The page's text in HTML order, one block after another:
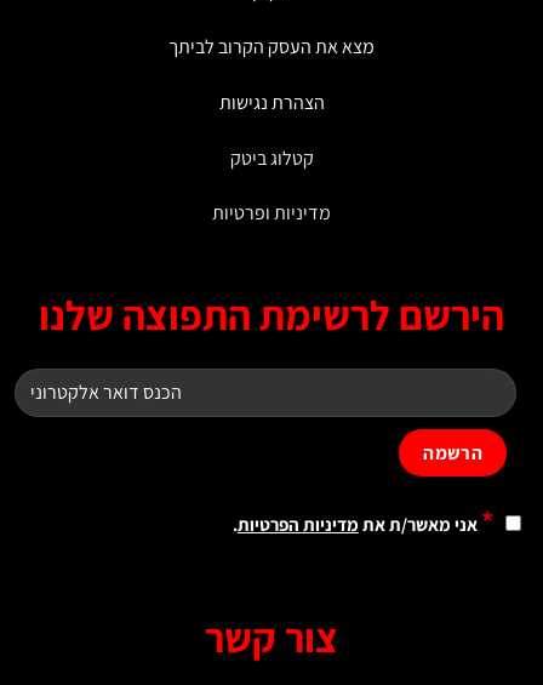
מצא את העסק הקרוב לביתך
הצהרת נגישות
קטלוג ביטק
מדיניות ופרטיות
לרשימת התפוצה שלנו
אני מאשר/ת אתמדיניות הפרטיות.
צור קשר